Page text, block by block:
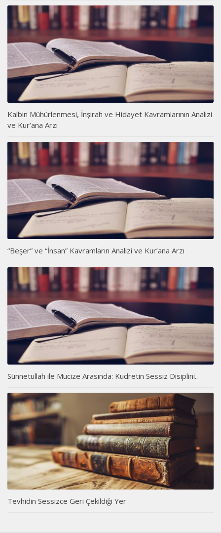
Kalbin Mühürlenmesi, İnşirah ve Hidayet Kavramlarının Analizi
ve Kur’ana Arzı
“Beşer” ve “İnsan” Kavramların Analizi ve Kur’ana Arzı
Sünnetullah ile Mucize Arasında: Kudretin Sessiz Disiplini..
Tevhidin Sessizce Geri Çekildiği Yer